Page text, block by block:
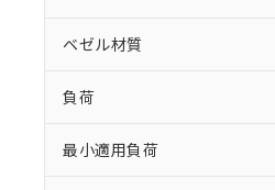
ベゼル材質
負荷
最小適用負荷